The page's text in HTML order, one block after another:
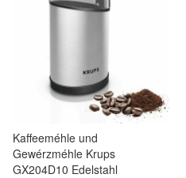
Kaffeeméhle und
Gewérzméhle Krups
GX204D10 Edelstahl